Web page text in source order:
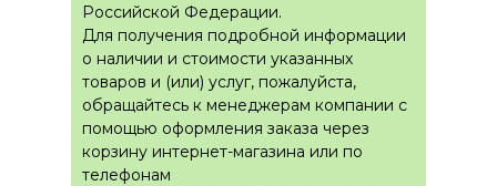
Российской Федерации.
Для получения подробной информации
о наличии и стоимости указанных
товаров и (или) услуг, пожалуйста,
обращайтесь к менеджерам компании с
помощью оформления заказа через
корзину интернет-магазина или по
телефонам